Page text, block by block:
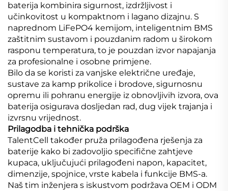
baterija kombinira sigurnost, izdržljivost i
učinkovitost u kompaktnom i lagano dizajnu. S
naprednom LiFePO4 kemijom, inteligentnim BMS
zaštitnim sustavom i pouzdanim radom u širokom
rasponu temperatura, to je pouzdan izvor napajanja
za profesionalne i osobne primjene.
Bilo da se koristi za vanjske električne uređaje,
sustave za kamp prikolice i brodove, sigurnosnu
opremu ili pohranu energije iz obnovljivih izvora, ova
baterija osigurava dosljedan rad, dug vijek trajanja i
izvrsnu vrijednost.
Prilagodba i tehnička podrška
TalentCell također pruža prilagođena rješenja za
baterije kako bi zadovoljio specifične zahtjeve
kupaca, uključujući prilagođeni napon, kapacitet,
dimenzije, spojnice, vrste kabela i funkcije BMS-a.
Naš tim inženjera s iskustvom podržava OEM i ODM